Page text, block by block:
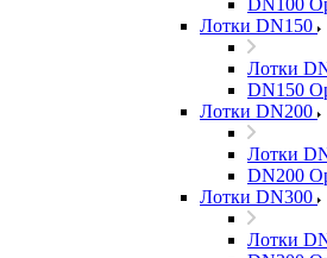
DN100
Лотки DN150
Лотки
DN150
Лотки DN200
Лотки
DN200
Лотки DN300
Лотки